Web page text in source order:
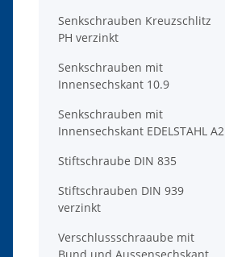
Senkschrauben Kreuzschlitz
PH verzinkt
Senkschrauben mit
Innensechskant 10.9
Senkschrauben mit
Innensechskant EDELSTAHL A2
Stiftschraube DIN 835
Stiftschrauben DIN 939
verzinkt
Verschlussschraaube mit